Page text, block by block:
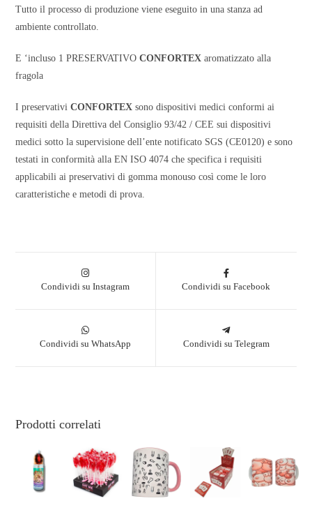
Tutto il processo di produzione viene eseguito in una stanza ad
ambiente controllato.
E ‘incluso 1 PRESERVATIVOCONFORTEX aromatizzato alla
fragola
I preservativiCONFORTEX sono dispositivi medici conformi ai
requisiti della Direttiva del Consiglio 93/42 / CEE sui dispositivi
medici sotto la supervisione dell’ente notificato SGS (CE0120) e sono
testati in conformità alla EN ISO 4074 che specifica i requisiti
applicabili ai preservativi di gomma monouso così come le loro
caratteristiche e metodi di prova.
Condividi su Instagram Condividi su Facebook
Condividi su WhatsApp Condividi su Telegram
Prodotti correlati